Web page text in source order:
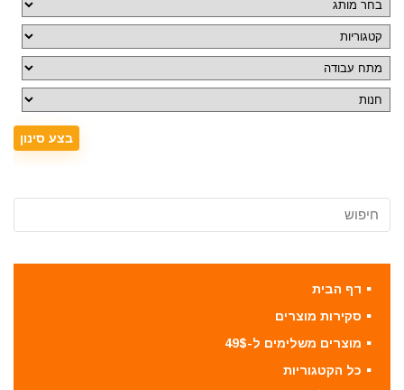
דף הבית
סקירות מוצרים
מוצרים משלימים ל-49$
כל הקטגוריות